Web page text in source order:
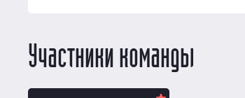
Участники команды